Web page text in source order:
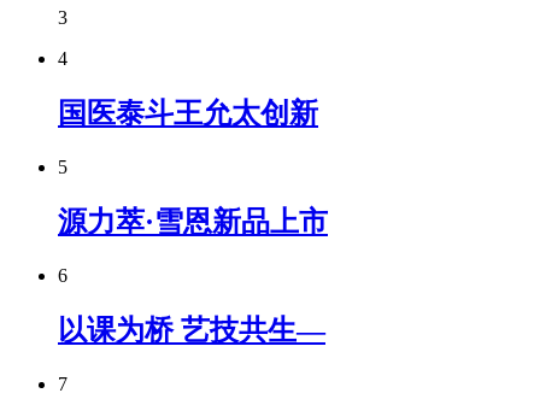
3
4
国医泰斗王允太创新
5
源力萃·雪恩新品上市
6
以课为桥 艺技共生—
7